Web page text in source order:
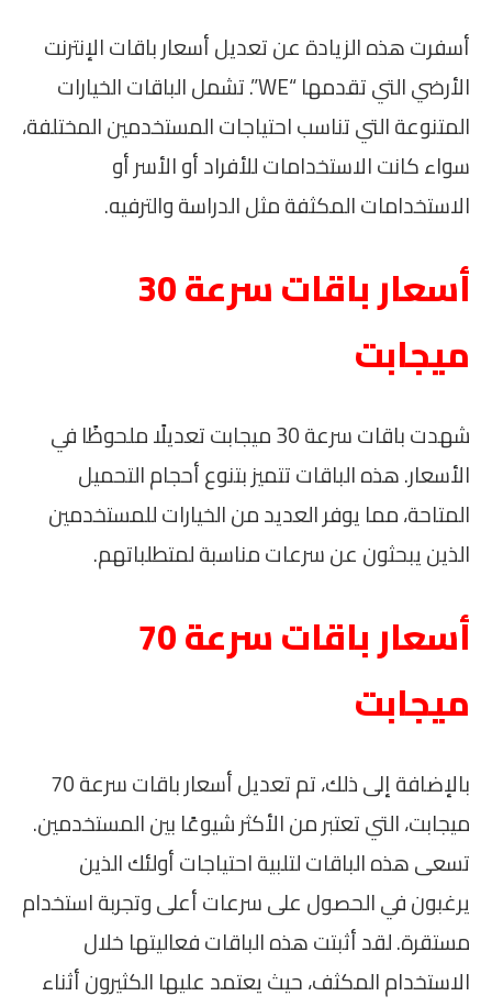
أسفرت هذه الزيادة عن تعديل أسعار باقات الإنترنت
الأرضي التي تقدمها “WE”. تشمل الباقات الخيارات
المتنوعة التي تناسب احتياجات المستخدمين المختلفة،
سواء كانت الاستخدامات للأفراد أو الأسر أو
الاستخدامات المكثفة مثل الدراسة والترفيه.
أسعار باقات سرعة 30
ميجابت
شهدت باقات سرعة 30 ميجابت تعديلًا ملحوظًا في
الأسعار. هذه الباقات تتميز بتنوع أحجام التحميل
المتاحة، مما يوفر العديد من الخيارات للمستخدمين
الذين يبحثون عن سرعات مناسبة لمتطلباتهم.
أسعار باقات سرعة 70
ميجابت
بالإضافة إلى ذلك، تم تعديل أسعار باقات سرعة 70
ميجابت، التي تعتبر من الأكثر شيوعًا بين المستخدمين.
تسعى هذه الباقات لتلبية احتياجات أولئك الذين
يرغبون في الحصول على سرعات أعلى وتجربة استخدام
مستقرة. لقد أثبتت هذه الباقات فعاليتها خلال
الاستخدام المكثف، حيث يعتمد عليها الكثيرون أثناء